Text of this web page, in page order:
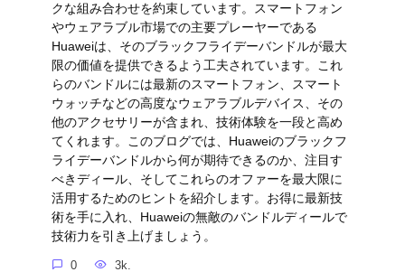
クな組み合わせを約束しています。スマートフォン
やウェアラブル市場での主要プレーヤーである
Huaweiは、そのブラックフライデーバンドルが最大
限の価値を提供できるよう工夫されています。これ
らのバンドルには最新のスマートフォン、スマート
ウォッチなどの高度なウェアラブルデバイス、その
他のアクセサリーが含まれ、技術体験を一段と高め
てくれます。このブログでは、Huaweiのブラックフ
ライデーバンドルから何が期待できるのか、注目す
べきディール、そしてこれらのオファーを最大限に
活用するためのヒントを紹介します。お得に最新技
術を手に入れ、Huaweiの無敵のバンドルディールで
技術力を引き上げましょう。
0 3k.